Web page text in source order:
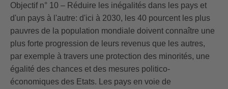
Objectif n° 10 – Réduire les inégalités dans les pays et
d'un pays à l'autre: d'ici à 2030, les 40 pourcent les plus
pauvres de la population mondiale doivent connaître une
plus forte progression de leurs revenus que les autres,
par exemple à travers une protection des minorités, une
égalité des chances et des mesures politico-
économiques des Etats. Les pays en voie de